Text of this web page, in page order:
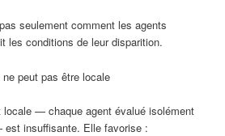
seulement comment les agents
les conditions de leur disparition.
peut pas être locale
locale — chaque agent évalué isolément
insuffisante. Elle favorise :